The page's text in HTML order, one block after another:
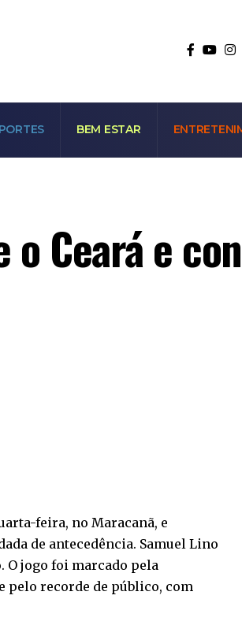
BEM ESTAR
o Ceará e
feira, no Maracanã, e
de antecedência. Samuel Lino
O jogo foi marcado pela
pelo recorde de público, com